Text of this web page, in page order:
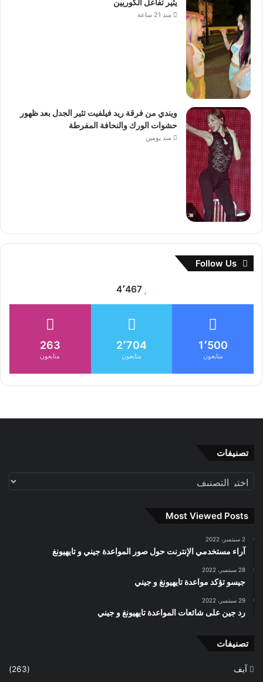
منذ 21 ساعة
ويندي من فرقة ريد فيلفيت تثير الجدل بعد ظهور
حشوات الورك والنحافة المفرطة
منذ يومين
Follow Us
4٬467
1٬500
متابعون
2٬704
متابعون
263
متابعون
تصنيفات
تصنيفات
Most Viewed Posts
2 سبتمبر، 2022
آراء مستخدمي الإنترنت حول صور المواعدة جيني و تايهيونغ
28 سبتمبر، 2022
جيسو تؤكد مواعدة تايهيونغ و جيني
29 سبتمبر، 2022
رد جين على شائعات المواعدة تايهيونغ و جيني
تصنيفات
آيف
(263)